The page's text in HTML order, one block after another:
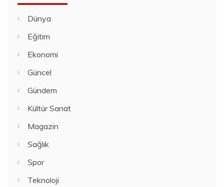
Dünya
Eğitim
Ekonomi
Güncel
Gündem
Kültür Sanat
Magazin
Sağlık
Spor
Teknoloji